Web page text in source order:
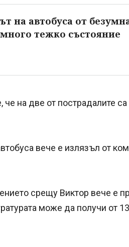
на автобуса от
тежко състояние
на две от пострадалите
вече е излязъл от
срещу Виктор вече е
може да получи от